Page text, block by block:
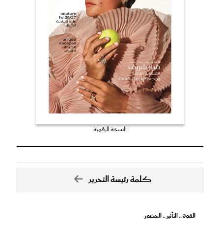
النسخة الرقمية
كلمة رئيسة التحرير
القوة .. التأثير .. الحضور